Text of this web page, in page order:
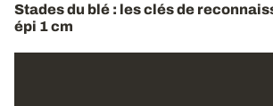
Stades du blé : les clés de
épi 1 cm